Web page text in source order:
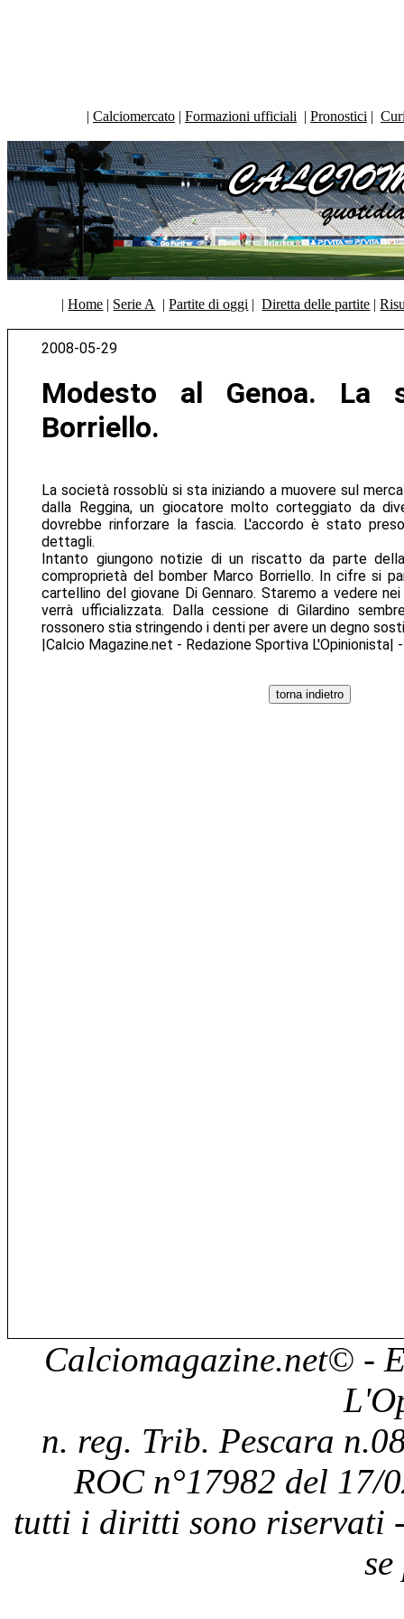
| Calciomercato | Formazioni ufficiali | Pronostici |
|Home | Serie A |Partite di oggi |Diretta delle partite |
2008-05-29
Modesto al Genoa. La
Borriello.
La società rossoblù si sta iniziando a muovere sul
dalla Reggina, un giocatore molto corteggiato da
dovrebbe rinforzare la fascia. L'accordo è stato
dettagli.
Intanto giungono notizie di un riscatto da parte
comproprietà del bomber Marco Borriello. In cifre si
cartellino del giovane Di Gennaro. Staremo a vedere
verrà ufficializzata. Dalla cessione di Gilardino
rossonero stia stringendo i denti per avere un degno
|Calcio Magazine.net - Redazione Sportiva
Calciomagazine.net© -
n. reg. Trib. Pescara
ROC n°17982 del 17/
tutti i diritti sono riservati